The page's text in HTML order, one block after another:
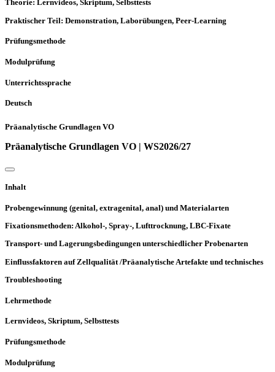
Theorie: Lernvideos, Skriptum, Selbsttests
Praktischer Teil: Demonstration, Laborübungen, Peer-Learning
Prüfungsmethode
Modulprüfung
Unterrichtssprache
Deutsch
Präanalytische Grundlagen VO
Präanalytische Grundlagen VO | WS2026/27
Inhalt
Probengewinnung (genital, extragenital, anal) und Materialarten
Fixationsmethoden: Alkohol-, Spray-, Lufttrocknung, LBC-Fixate
Transport- und Lagerungsbedingungen unterschiedlicher Probenarten
Einflussfaktoren auf Zellqualität /Präanalytische Artefakte und technisches
Troubleshooting
Lehrmethode
Lernvideos, Skriptum, Selbsttests
Prüfungsmethode
Modulprüfung